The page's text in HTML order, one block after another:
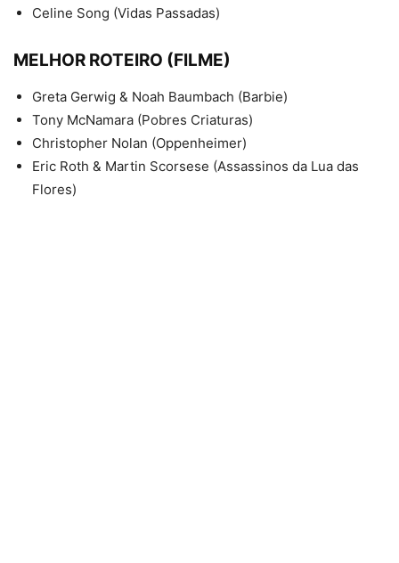
Celine Song (Vidas Passadas)
MELHOR ROTEIRO (FILME)
Greta Gerwig & Noah Baumbach (Barbie)
Tony McNamara (Pobres Criaturas)
Christopher Nolan (Oppenheimer)
Eric Roth & Martin Scorsese (Assassinos da Lua das
Flores)